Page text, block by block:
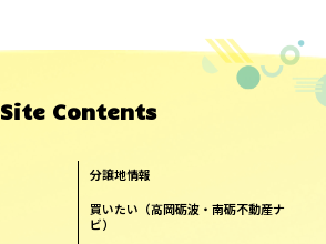
Site Contents
分譲地情報
買いたい（高岡砺波・南砺不動産ナ
ビ）